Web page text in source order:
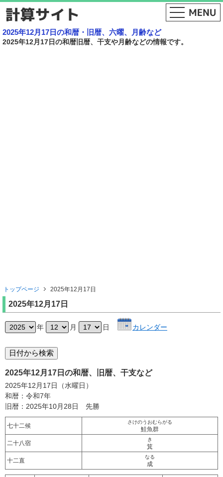
2025年12月17日の和暦・旧暦、六曜、月齢など
2025年12月17日の和暦旧暦、干支や月齢などの情報です。
トップページ 2025年12月17日
2025年12月17日
年 月 日 カレンダー
2025年12月17日の和暦、旧暦、干支など
2025年12月17日（水曜日）
和暦：令和7年
旧暦：2025年10月28日 先勝
七十二候
さけのうおむらがる
鮭魚群
二十八宿
き
箕
十二直
なる
成